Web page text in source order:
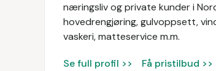
næringsliv og private kunder i
hovedrengjøring, gulvoppsett,
vaskeri, matteservice m.m.
Se full profil >> Få pristilbud >>